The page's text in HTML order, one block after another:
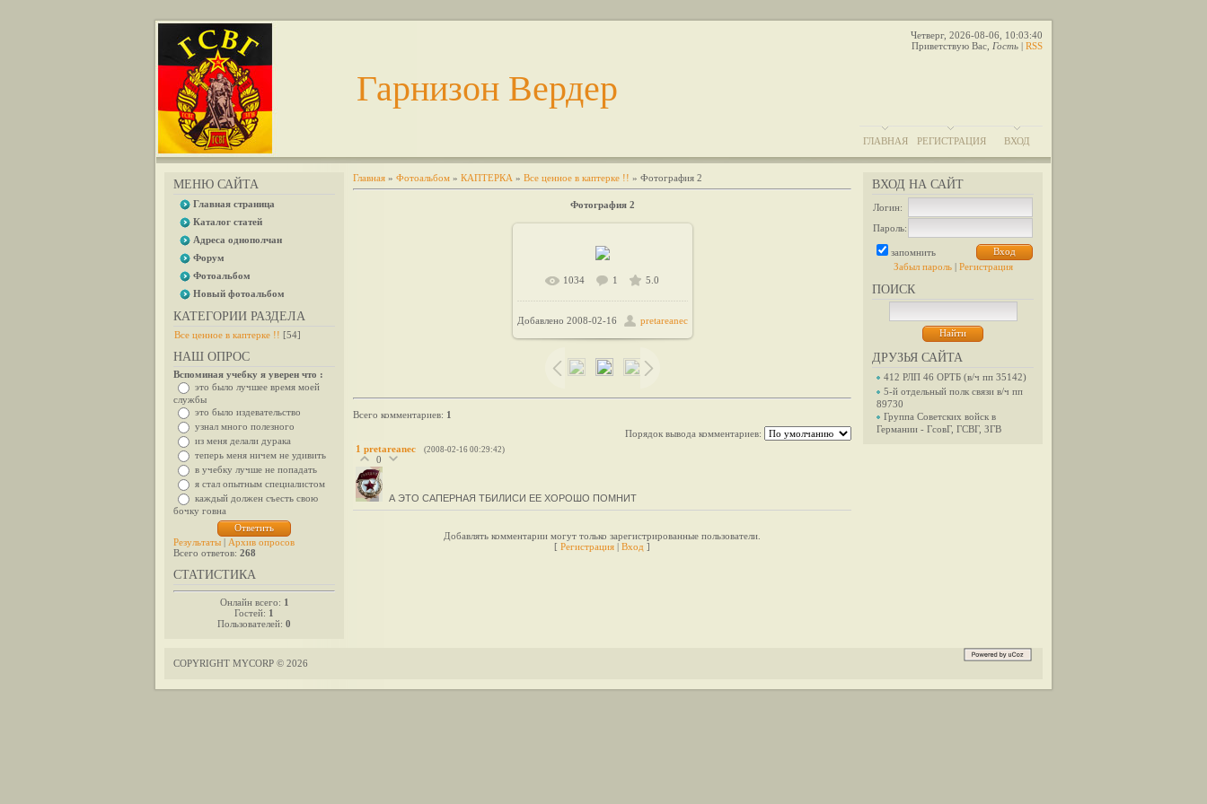
Гарнизон Вердер
Четверг, 2026-08-06, 10:03:40
Приветствую Вас Гость | RSS
ГЛАВНАЯ РЕГИСТРАЦИЯ ВХОД
МЕНЮ САЙТА
Главная страница
Каталог статей
Адреса однополчан
Форум
Фотоальбом
Новый фотоальбом
КАТЕГОРИИ РАЗДЕЛА
Все ценное в каптерке !! [54]
НАШ ОПРОС
Вспоминая учебку я уверен что :
это было лучшее время моей
службы
это было издевательство
узнал много полезного
из меня делали дурака
теперь меня ничем не удивить
в учебку лучше не попадать
я стал опытным специалистом
каждый должен съесть свою
бочку говна
Результаты | Архив опросов
Всего ответов: 268
СТАТИСТИКА
Онлайн всего: 1
Гостей: 1
Пользователей: 0
ВХОД НА САЙТ
Логин:
Пароль:
запомнить
Забыл пароль| Регистрация
ПОИСК
ДРУЗЬЯ САЙТА
412 РЛП 46 ОРТБ (в/ч пп 35142)
5-й отдельный полк связи в/ч пп
89730
Группа Советских войск в
Германии - ГсовГ, ГСВГ, ЗГВ
Главная » Фотоальбом » КАПТЕРКА » Все ценное в каптерке !! » Фотография 2
Фотография 2
1034 1 5.0
Добавлено 2008-02-16 pretareanec
Всего комментариев: 1
Порядок вывода комментариев:
1 pretareanec (2008-02-16 00:29:42)
0
А ЭТО САПЕРНАЯ ТБИЛИСИ ЕЕ ХОРОШО ПОМНИТ
Добавлять комментарии могут только зарегистрированные пользователи.
[ Регистрация | Вход ]
COPYRIGHT MYCORP © 2026